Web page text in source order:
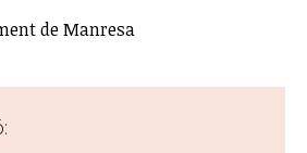
de Manresa